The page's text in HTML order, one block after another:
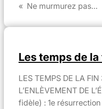
« Ne murmurez pas…
Les temps de
LES TEMPS DE LA
L’ENLÈVEMENT DE
fidèle) : 1e